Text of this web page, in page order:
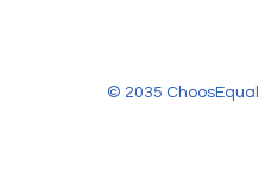
© 2035